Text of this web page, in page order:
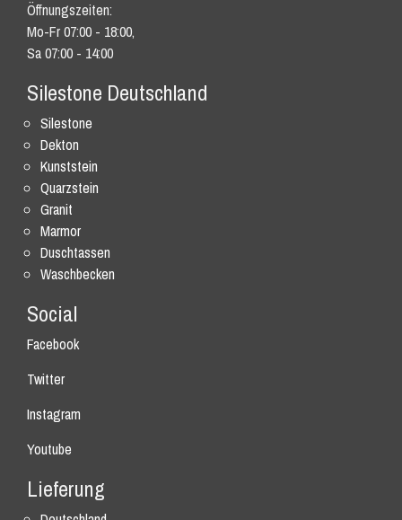
Öffnungszeiten:
Mo-Fr 07:00 - 18:00,
Sa 07:00 - 14:00
Silestone Deutschland
Silestone
Dekton
Kunststein
Quarzstein
Granit
Marmor
Duschtassen
Waschbecken
Social
Facebook
Twitter
Instagram
Youtube
Lieferung